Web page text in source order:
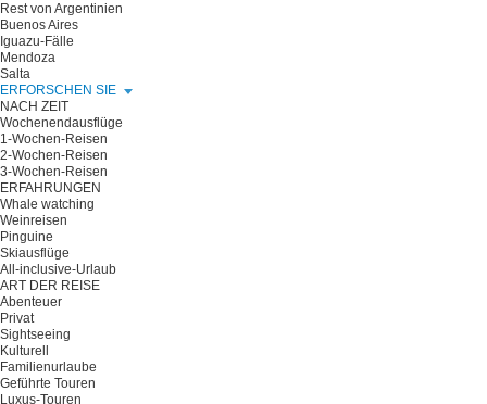
Rest von Argentinien
Buenos Aires
Iguazu-Fälle
Mendoza
Salta
ERFORSCHEN SIE
NACH ZEIT
Wochenendausflüge
1-Wochen-Reisen
2-Wochen-Reisen
3-Wochen-Reisen
ERFAHRUNGEN
Whale watching
Weinreisen
Pinguine
Skiausflüge
All-inclusive-Urlaub
ART DER REISE
Abenteuer
Privat
Sightseeing
Kulturell
Familienurlaube
Geführte Touren
Luxus-Touren